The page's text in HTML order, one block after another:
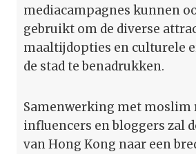
mediacampagnes kunnen
gebruikt om de diverse
maaltijdopties en culturele
de stad te benadrukken.
Samenwerking met moslim
influencers en bloggers zal
van Hong Kong naar een